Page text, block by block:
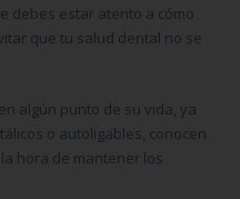
debes estar atento a cómo
que tu salud dental no se
algún punto de su vida, ya
o autoligables, conocen
hora de mantener los